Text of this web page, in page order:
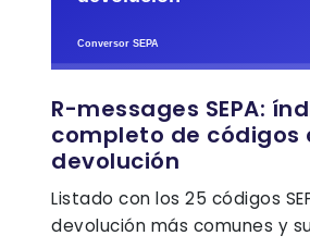
R-messages SEPA:
completo de códigos
devolución
Listado con los 25 códigos
devolución más comunes y